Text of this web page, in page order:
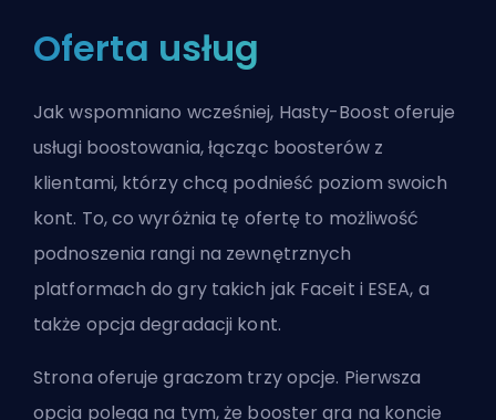
Oferta usług
Jak wspomniano wcześniej, Hasty-Boost oferuje
usługi boostowania, łącząc boosterów z
klientami, którzy chcą podnieść poziom swoich
kont. To, co wyróżnia tę ofertę to możliwość
podnoszenia rangi na zewnętrznych
platformach do gry takich jak Faceit i ESEA, a
także opcja degradacji kont.
Strona oferuje graczom trzy opcje. Pierwsza
opcja polega na tym, że booster gra na koncie